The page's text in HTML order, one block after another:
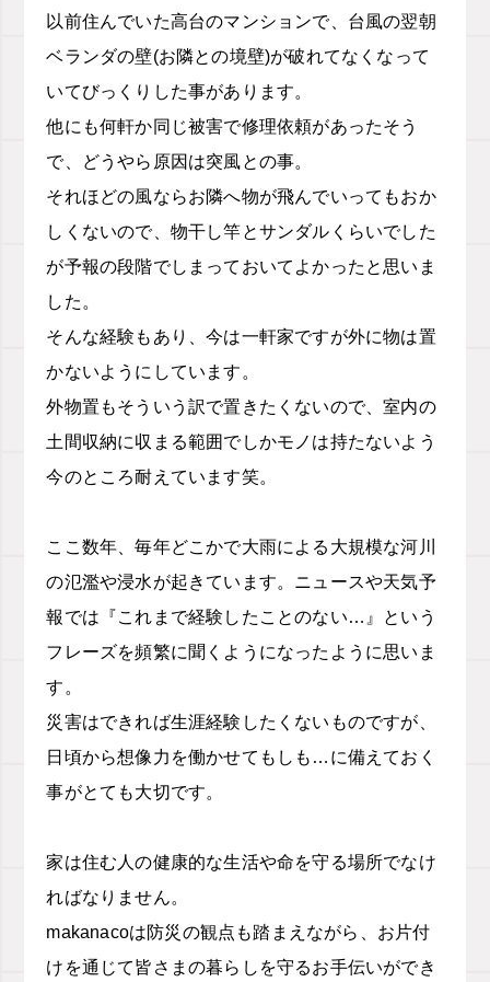
以前住んでいた高台のマンションで、台風の翌朝
ベランダの壁(お隣との境壁)が破れてなくなって
いてびっくりした事があります。
他にも何軒か同じ被害で修理依頼があったそう
で、どうやら原因は突風との事。
それほどの風ならお隣へ物が飛んでいってもおか
しくないので、物干し竿とサンダルくらいでした
が予報の段階でしまっておいてよかったと思いま
した。
そんな経験もあり、今は一軒家ですが外に物は置
かないようにしています。
外物置もそういう訳で置きたくないので、室内の
土間収納に収まる範囲でしかモノは持たないよう
今のところ耐えています笑。
ここ数年、毎年どこかで大雨による大規模な河川
の氾濫や浸水が起きています。ニュースや天気予
報では『これまで経験したことのない… 』という
フレーズを頻繁に聞くようになったように思いま
す。
災害はできれば生涯経験したくないものですが、
日頃から想像力を働かせてもしも … に備えておく
事がとても大切です。
家は住む人の健康的な生活や命を守る場所でなけ
ればなりません。
makanacoは防災の観点も踏まえながら、お片付
けを通じて皆さまの暮らしを守るお手伝いができ